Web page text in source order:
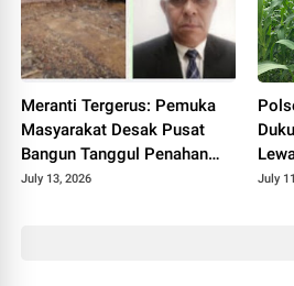
Meranti Tergerus: Pemuka
Masyarakat Desak Pusat
Bangun Tanggul Penahan
Gelombang
July 13, 2026
Tani
July